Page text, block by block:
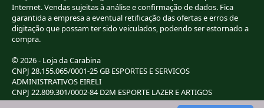
Internet. Vendas sujeitas à análise e confirmação de dados. Fica
garantida a empresa a eventual retificação das ofertas e erros de
digitação que possam ter sido veiculados, podendo ser estornado a
compra.
© 2026 - Loja da Carabina
CNPJ 28.155.065/0001-25 GB ESPORTES E SERVICOS
ADMINISTRATIVOS EIRELI
CNPJ 22.809.301/0002-84 D2M ESPORTE LAZER E ARTIGOS
ESPORTIVOS EIRELI